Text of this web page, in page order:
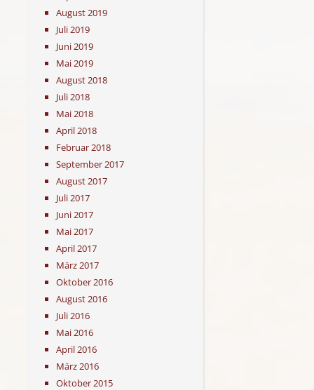
August 2019
Juli 2019
Juni 2019
Mai 2019
August 2018
Juli 2018
Mai 2018
April 2018
Februar 2018
September 2017
August 2017
Juli 2017
Juni 2017
Mai 2017
April 2017
März 2017
Oktober 2016
August 2016
Juli 2016
Mai 2016
April 2016
März 2016
Oktober 2015